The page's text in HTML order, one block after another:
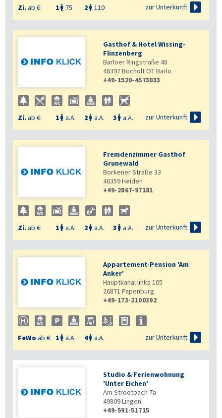
Zi.ab €: 1  75 2  110 zur Unterkunft 
Gasthof & Hotel Wissing-
Flinzenberg
Barloer Ringstraße 48
46397Bocholt OT Barlo
+49-1520-4573033
Zi.ab €: 1  a.A. 2  a.A. 3  a.A. zur Unterkunft 
Fremdenzimmer Gasthof
Grunewald
Borkener Straße 33
46359Heiden
+49-2867-97181
Zi.ab €: 1  a.A. 2  a.A. 3  a.A. zur Unterkunft 
Appartement-Pension 'Am
Anker'
Hauptkanal links 105
26871 Papenburg
+49-173-2100392
FeWo ab €: 1  a.A. 4 a.A. zur Unterkunft 
Studio & Ferienwohnung
'Unter Eichen'
Am Strootbach 7a
49809Lingen
+49-591-51715